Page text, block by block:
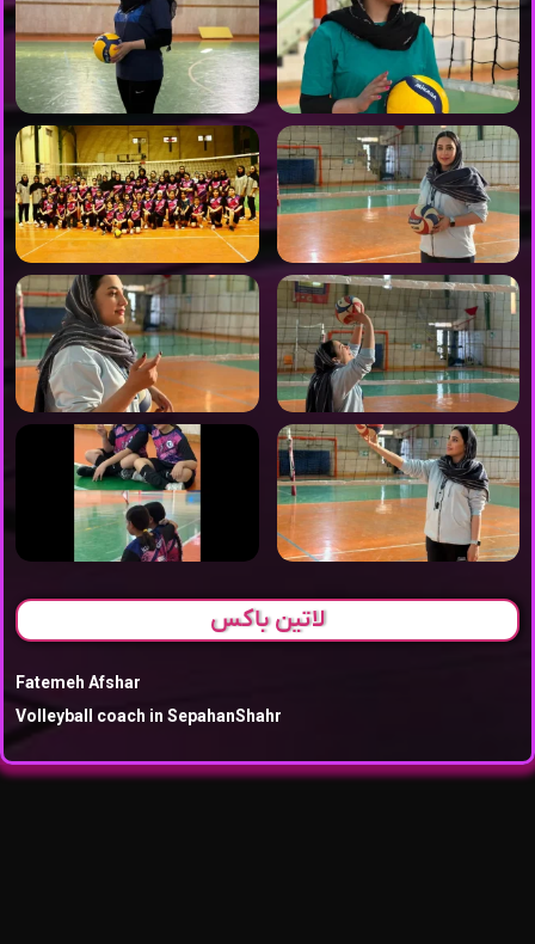
لاتین باکس
Fatemeh Afshar
Volleyball coach in SepahanShahr